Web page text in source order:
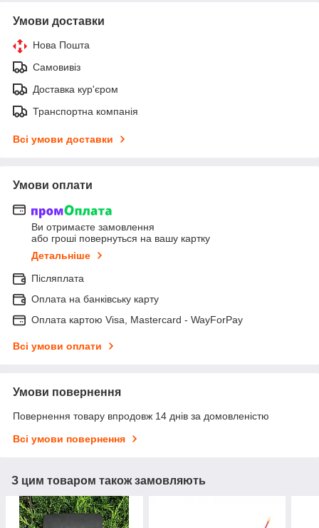
Умови доставки
Нова Пошта
Самовивіз
Доставка кур'єром
Транспортна компанія
Всі умови доставки
Умови оплати
Ви отримаєте замовлення
або гроші повернуться на вашу картку
Детальніше
Післяплата
Оплата на банківську карту
Оплата картою Visa, Mastercard - WayForPay
Всі умови оплати
Умови повернення
Повернення товару впродовж 14 днів за домовленістю
Всі умови повернення
З цим товаром також замовляють